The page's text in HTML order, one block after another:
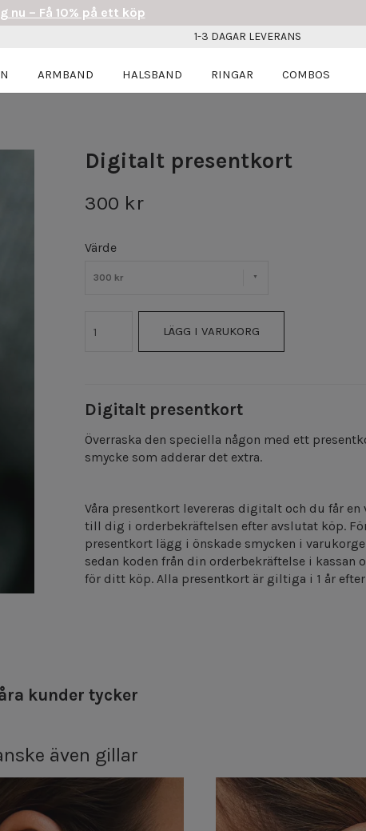
Digitalt presentkort
300 kr
Värde
300 kr
LÄGG I VARUKORG
Digitalt presentkort
Överraska den speciella någon med ett
smycke som adderar det extra.
Våra presentkort levereras digitalt och du får en
till dig i orderbekräftelsen efter avslutat köp.
presentkort lägg i önskade smycken i
sedan koden från din orderbekräftelse i kassan
för ditt köp. Alla presentkort är giltiga i 1 år
kunder tycker
även gillar
nu – Få 10% på ett köp
1-3 DAGAR LEVERANS
ARMBAND HALSBAND RINGAR COMBOS